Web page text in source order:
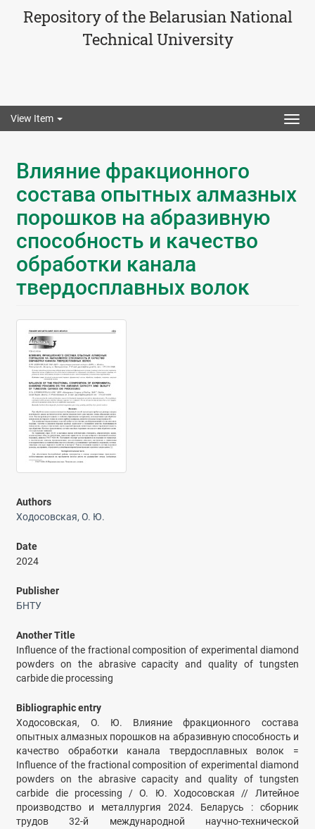
Repository of the Belarusian National
Technical University
View Item
Влияние фракционного
состава опытных алмазных
порошков на абразивную
способность и качество
обработки канала
твердосплавных волок
Authors
Ходосовская, О. Ю.
Date
2024
Publisher
БНТУ
Another Title
Influence of the fractional composition of experimental diamond
powders on the abrasive capacity and quality of tungsten
carbide die processing
Bibliographic entry
Ходосовская, О. Ю. Влияние фракционного состава
опытных алмазных порошков на абразивную способность и
качество обработки канала твердосплавных волок =
Influence of the fractional composition of experimental diamond
powders on the abrasive capacity and quality of tungsten
carbide die processing / О. Ю. Ходосовская // Литейное
производство и металлургия 2024. Беларусь : сборник
трудов 32-й международной научно-технической